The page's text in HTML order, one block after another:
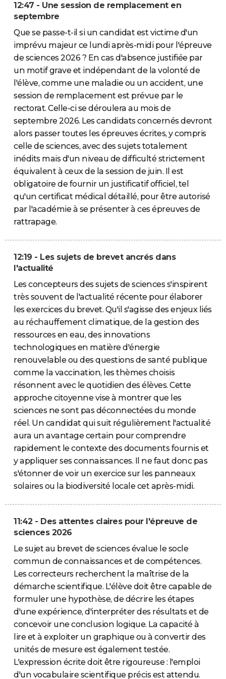
12:47 - Une session de remplacement en
septembre
Que se passe-t-il si un candidat est victime d'un
imprévu majeur ce lundi après-midi pour l'épreuve
de sciences 2026 ? En cas d'absence justifiée par
un motif grave et indépendant de la volonté de
l'élève, comme une maladie ou un accident, une
session de remplacement est prévue par le
rectorat. Celle-ci se déroulera au mois de
septembre 2026. Les candidats concernés devront
alors passer toutes les épreuves écrites, y compris
celle de sciences, avec des sujets totalement
inédits mais d'un niveau de difficulté strictement
équivalent à ceux de la session de juin. Il est
obligatoire de fournir un justificatif officiel, tel
qu'un certificat médical détaillé, pour être autorisé
par l'académie à se présenter à ces épreuves de
rattrapage.
12:19 - Les sujets de brevet ancrés dans
l'actualité
Les concepteurs des sujets de sciences s'inspirent
très souvent de l'actualité récente pour élaborer
les exercices du brevet. Qu'il s'agisse des enjeux liés
au réchauffement climatique, de la gestion des
ressources en eau, des innovations
technologiques en matière d'énergie
renouvelable ou des questions de santé publique
comme la vaccination, les thèmes choisis
résonnent avec le quotidien des élèves. Cette
approche citoyenne vise à montrer que les
sciences ne sont pas déconnectées du monde
réel. Un candidat qui suit régulièrement l'actualité
aura un avantage certain pour comprendre
rapidement le contexte des documents fournis et
y appliquer ses connaissances. Il ne faut donc pas
s'étonner de voir un exercice sur les panneaux
solaires ou la biodiversité locale cet après-midi.
11:42 - Des attentes claires pour l'épreuve de
sciences 2026
Le sujet au brevet de sciences évalue le socle
commun de connaissances et de compétences.
Les correcteurs recherchent la maîtrise de la
démarche scientifique. L'élève doit être capable de
formuler une hypothèse, de décrire les étapes
d'une expérience, d'interpréter des résultats et de
concevoir une conclusion logique. La capacité à
lire et à exploiter un graphique ou à convertir des
unités de mesure est également testée.
L'expression écrite doit être rigoureuse : l'emploi
d'un vocabulaire scientifique précis est attendu.